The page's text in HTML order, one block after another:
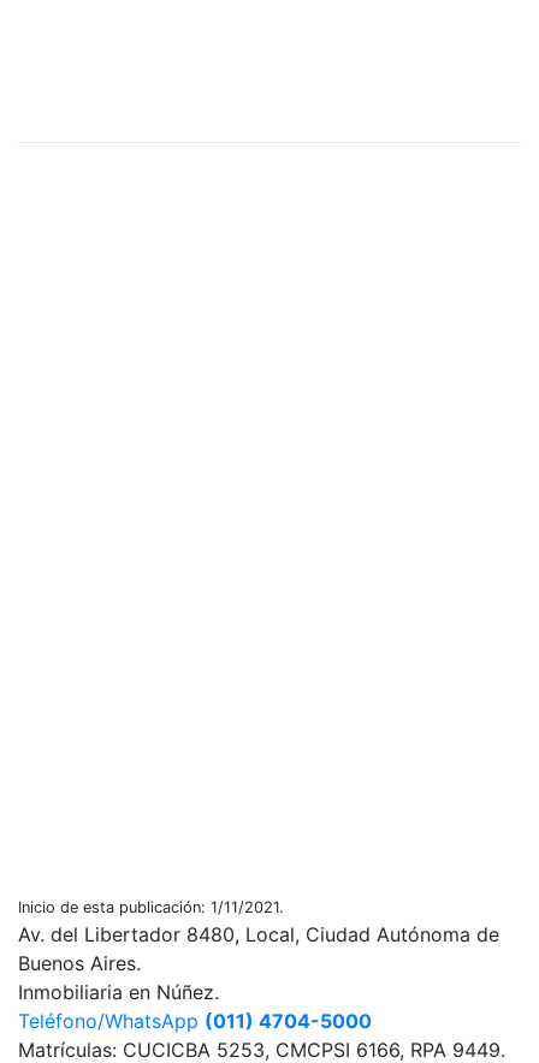
Inicio de esta publicación: 1/11/2021.
Av. del Libertador 8480, Local, Ciudad Autónoma de
Buenos Aires.
Inmobiliaria en Núñez.
Teléfono/WhatsApp (011) 4704-5000
Matrículas: CUCICBA 5253, CMCPSI 6166, RPA 9449.